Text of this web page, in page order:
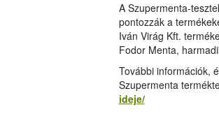
A Szupermenta-
pontozzák a
Iván Virág Kft.
Fodor Menta,
További információk,
Szupermenta
ideje/